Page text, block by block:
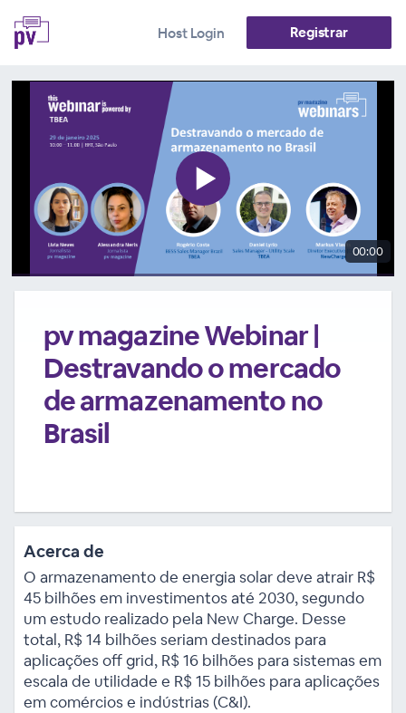
Host Login Registrar
00:00
pv magazine Webinar |
Destravando o mercado
de armazenamento no
Brasil
Acerca de
O armazenamento de energia solar deve atrair R$
45 bilhões em investimentos até 2030, segundo
um estudo realizado pela New Charge. Desse
total, R$ 14 bilhões seriam destinados para
aplicações off grid, R$ 16 bilhões para sistemas em
escala de utilidade e R$ 15 bilhões para aplicações
em comércios e indústrias (C&I).